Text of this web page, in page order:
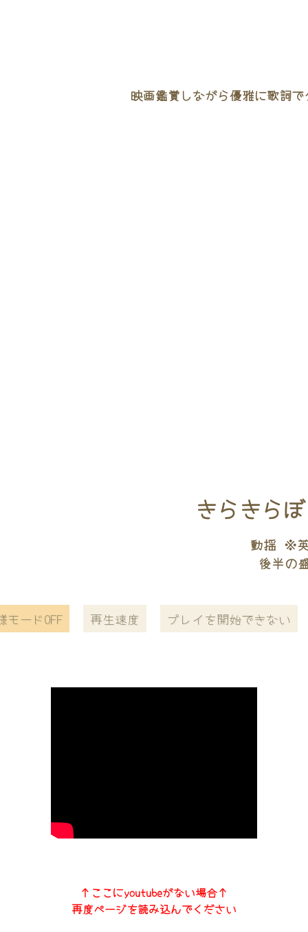
映画鑑賞しながら優雅に歌詞
きらきら
動揺 ※英
後半の
モードOFF 再生速度 プレイを開始できない
↑ここにyoutubeがない場合↑
再度ページを読み込んでください